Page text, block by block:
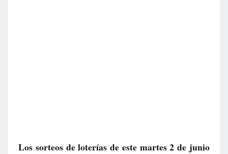
Los sorteos de loterías de este martes 2 de junio